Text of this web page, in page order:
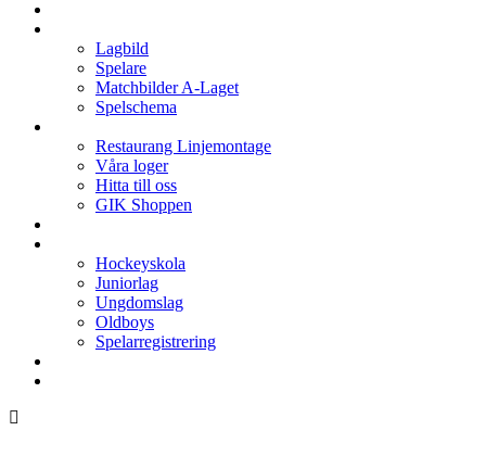
Lagbild
Spelare
Matchbilder A-Laget
Spelschema
Restaurang Linjemontage
Våra loger
Hitta till oss
GIK Shoppen
Hockeyskola
Juniorlag
Ungdomslag
Oldboys
Spelarregistrering